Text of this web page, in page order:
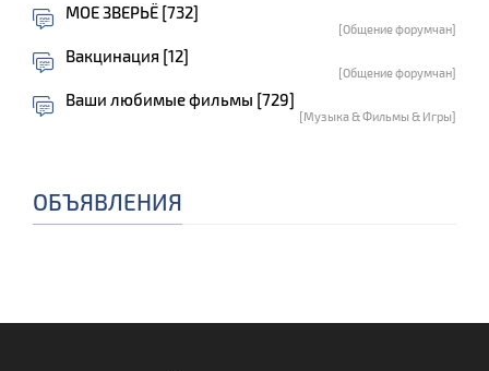
МОЕ ЗВЕРЬЁ [732]
[Общение форумчан]
Вакцинация [12]
[Общение форумчан]
Ваши любимые фильмы [729]
[Музыка & Фильмы & Игры]
ОБЪЯВЛЕНИЯ